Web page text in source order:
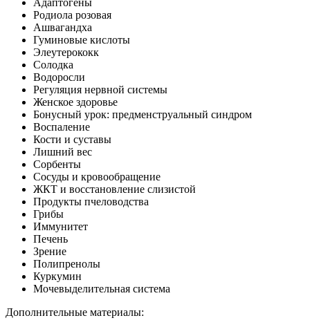
Адаптогены
Родиола розовая
Ашвагандха
Гуминовые кислоты
Элеутерококк
Солодка
Водоросли
Регуляция нервной системы
Женское здоровье
Бонусный урок: предменструальный синдром
Воспаление
Кости и суставы
Лишний вес
Сорбенты
Сосуды и кровообращение
ЖКТ и восстановление слизистой
Продукты пчеловодства
Грибы
Иммунитет
Печень
Зрение
Полипренолы
Куркумин
Мочевыделительная система
Дополнительные материалы: